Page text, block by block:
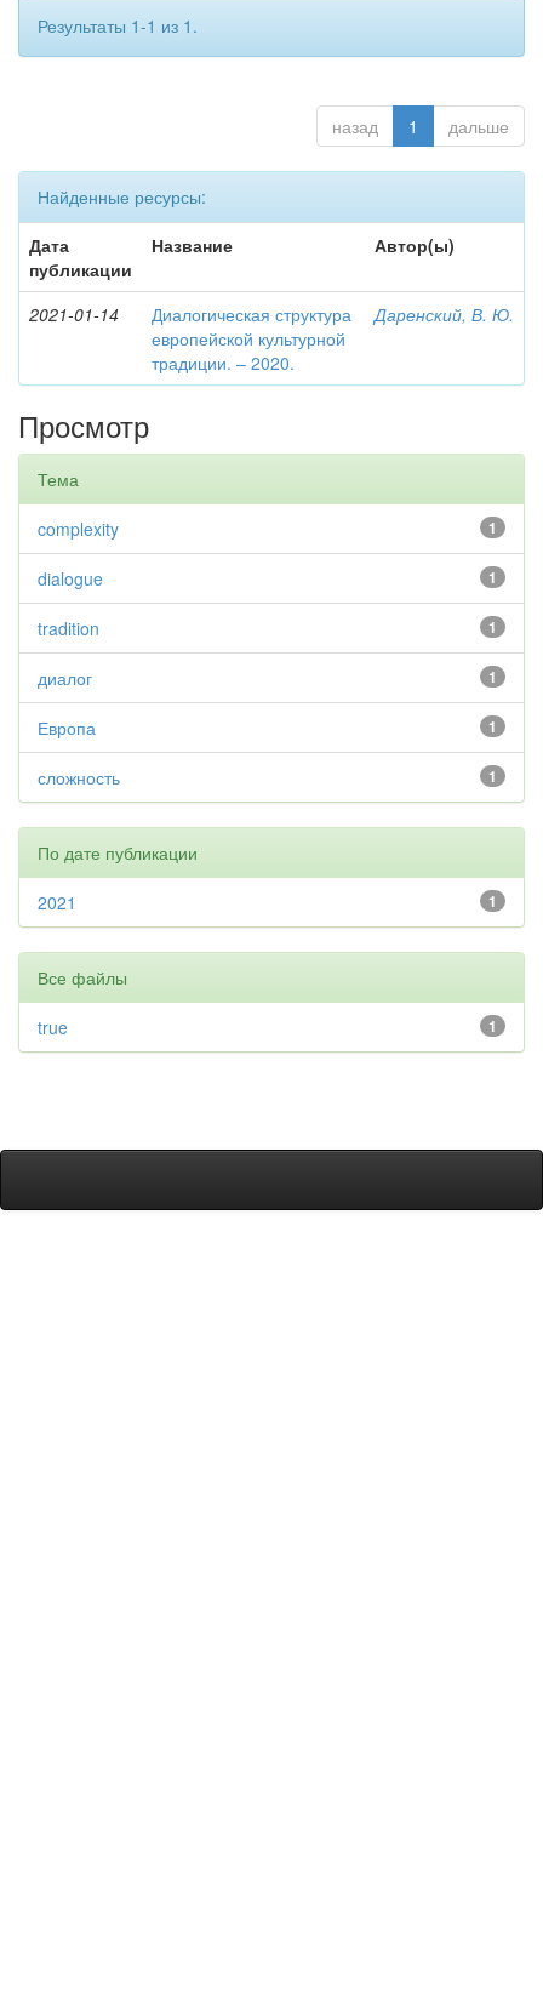
Результаты 1-1 из 1.
назад 1 дальше
Найденные ресурсы:
Дата
публикации
Название Автор(ы)
2021-01-14
Диалогическая структура
европейской культурной
традиции. – 2020.
Даренский, В. Ю.
Просмотр
Тема
1
complexity
1
dialogue
1
tradition
1
диалог
1
Европа
1
сложность
По дате публикации
1
2021
Все файлы
1
true